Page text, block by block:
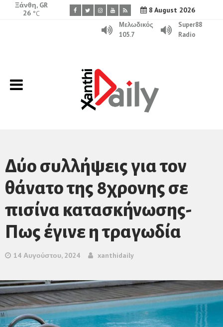
8 August 2026
Ξάνθη, GR
26 °C
Μελωδικός
105.7
Super88
Radio
Δύο συλλήψεις για τον
θάνατο της 8χρονης σε
πισίνα κατασκήνωσης-
Πως έγινε η τραγωδία
14 Αυγούστου, 2024 xanthidaily